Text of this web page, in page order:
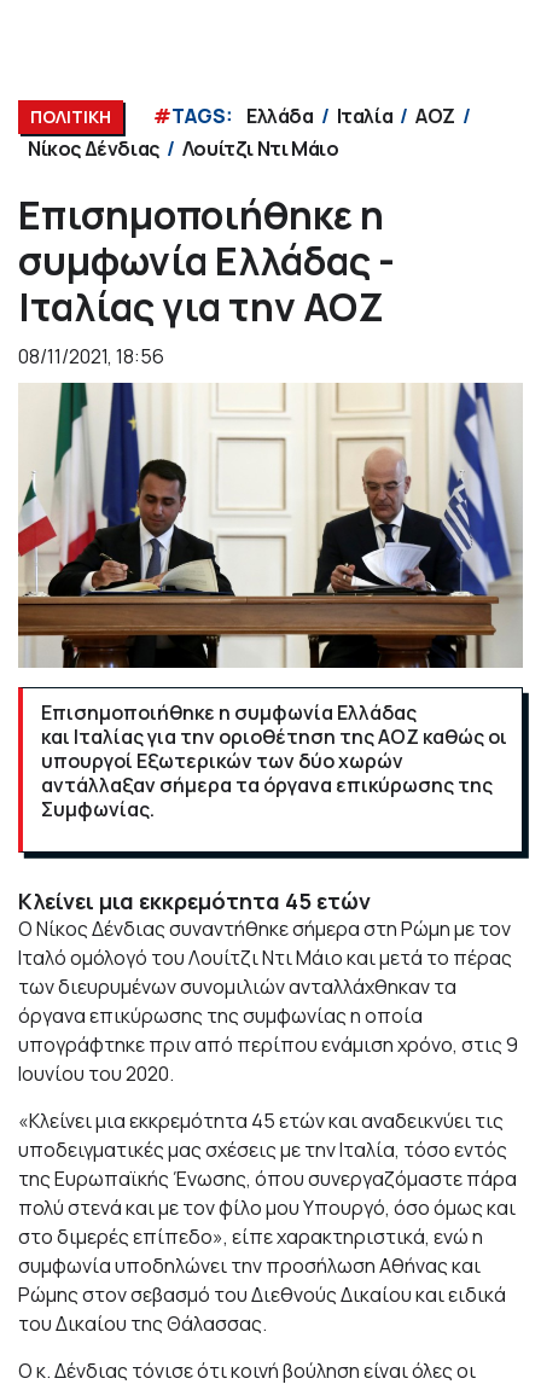
ΠΟΛΙΤΙΚΗ #TAGS: Ελλάδα Ιταλία
ΑΟΖ
Νίκος Δένδιας
Λουίτζι Ντι Μάιο
Επισημοποιήθηκε η
συμφωνία Ελλάδας -
Ιταλίας για την ΑΟΖ
08/11/2021, 18:56
Επισημοποιήθηκε η συμφωνία Ελλάδας
και Ιταλίας για την οριοθέτηση της ΑΟΖ καθώς οι
υπουργοί Εξωτερικών των δύο χωρών
αντάλλαξαν σήμερα τα όργανα επικύρωσης της
Συμφωνίας.
Κλείνει μια εκκρεμότητα 45 ετών
Ο Νίκος Δένδιας συναντήθηκε σήμερα στη Ρώμη με τον
Ιταλό ομόλογό του Λουίτζι Ντι Μάιο και μετά το πέρας
των διευρυμένων συνομιλιών ανταλλάχθηκαν τα
όργανα επικύρωσης της συμφωνίας η οποία
υπογράφτηκε πριν από περίπου ενάμιση χρόνο, στις 9
Ιουνίου του 2020.
«Κλείνει μια εκκρεμότητα 45 ετών και αναδεικνύει τις
υποδειγματικές μας σχέσεις με την Ιταλία, τόσο εντός
της Ευρωπαϊκής Ένωσης, όπου συνεργαζόμαστε πάρα
πολύ στενά και με τον φίλο μου Υπουργό, όσο όμως και
στο διμερές επίπεδο», είπε χαρακτηριστικά, ενώ η
συμφωνία υποδηλώνει την προσήλωση Αθήνας και
Ρώμης στον σεβασμό του Διεθνούς Δικαίου και ειδικά
του Δικαίου της Θάλασσας.
Ο κ. Δένδιας τόνισε ότι κοινή βούληση είναι όλες οι